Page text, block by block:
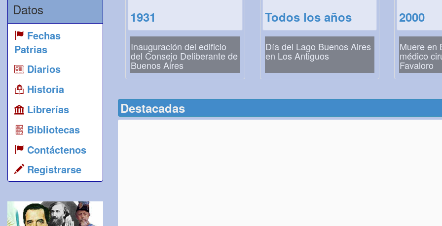
Datos
Fechas
Patrias
Diarios
Historia
Librerías
Bibliotecas
Contáctenos
Registrarse
1931
Inauguración del edificio
del Consejo Deliberante de
Buenos Aires
Todos los años
Día del Lago Buenos Aires
en Los Antiguos
2000
Muere en
médico
Favaloro
Destacadas